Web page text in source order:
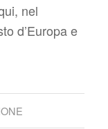
nel
d’Europa e